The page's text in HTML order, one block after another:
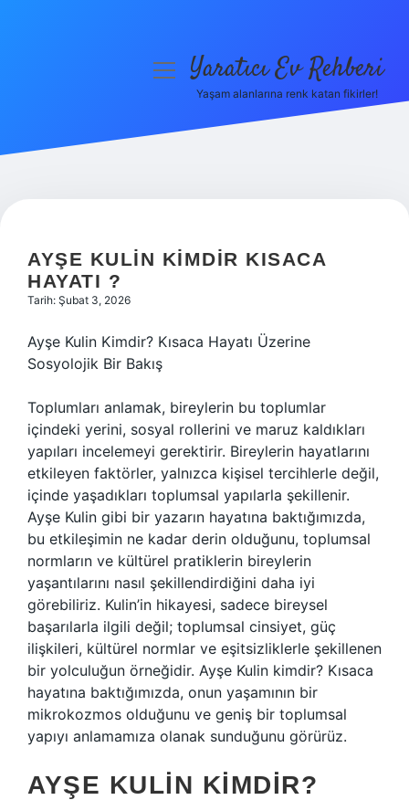
Hakkımızda
menüyüYaratıcı Ev Rehberi
Yaşam alanlarına renk katan fikirler!
AYŞE KULIN KIMDIR KISACA
HAYATI ?
Tarih: Şubat 3, 2026
Ayşe Kulin Kimdir? Kısaca Hayatı Üzerine
Sosyolojik Bir Bakış
Toplumları anlamak, bireylerin bu toplumlar
içindeki yerini, sosyal rollerini ve maruz kaldıkları
yapıları incelemeyi gerektirir. Bireylerin hayatlarını
etkileyen faktörler, yalnızca kişisel tercihlerle değil,
içinde yaşadıkları toplumsal yapılarla şekillenir.
Ayşe Kulin gibi bir yazarın hayatına baktığımızda,
bu etkileşimin ne kadar derin olduğunu, toplumsal
normların ve kültürel pratiklerin bireylerin
yaşantılarını nasıl şekillendirdiğini daha iyi
görebiliriz. Kulin’in hikayesi, sadece bireysel
başarılarla ilgili değil; toplumsal cinsiyet, güç
ilişkileri, kültürel normlar ve eşitsizliklerle şekillenen
bir yolculuğun örneğidir. Ayşe Kulin kimdir? Kısaca
hayatına baktığımızda, onun yaşamının bir
mikrokozmos olduğunu ve geniş bir toplumsal
yapıyı anlamamıza olanak sunduğunu görürüz.
AYŞE KULIN KIMDIR?